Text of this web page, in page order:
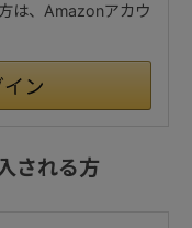
は、Amazonアカウ
される方